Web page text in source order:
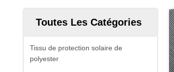
Toutes Les Catégories
Tissu de protection solaire de
polyester